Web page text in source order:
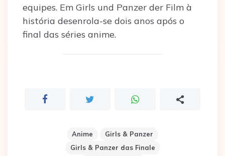
equipes. Em Girls und Panzer der Film à
história desenrola-se dois anos após o
final das séries anime.
Anime
Girls & Panzer
Girls & Panzer das Finale